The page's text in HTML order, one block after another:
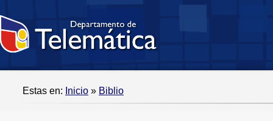
Estas en: Inicio » Biblio